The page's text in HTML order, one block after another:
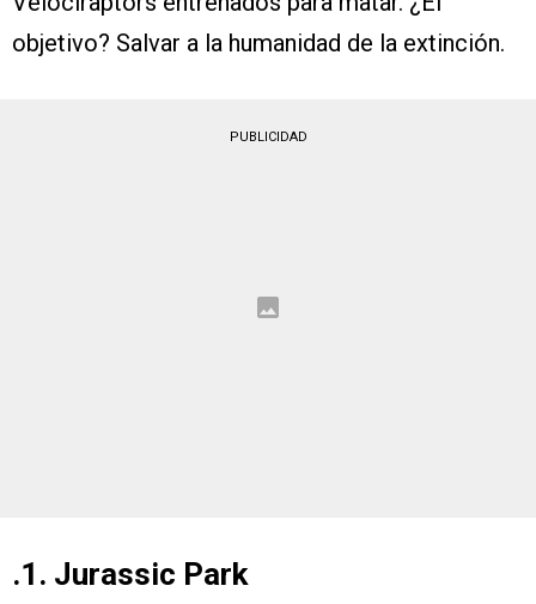
objetivo? Salvar a la humanidad de la extinción.
PUBLICIDAD
.1. Jurassic Park